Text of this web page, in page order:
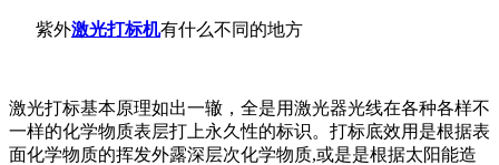
紫外激光打标机有什么不同的地方
激光打标基本原理如出一辙，全是用激光器光线在各种各样不
一样的化学物质表层打上永久性的标识。打标底效用是根据表
面化学物质的挥发外露深层次化学物质,或是是根据太阳能造